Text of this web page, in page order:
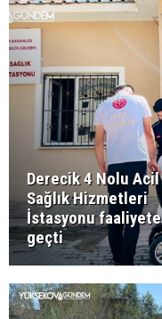
Derecik 4 Nolu Acil
Sağlık Hizmetleri
İstasyonu faaliyete
geçti